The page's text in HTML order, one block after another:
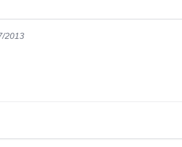
2013